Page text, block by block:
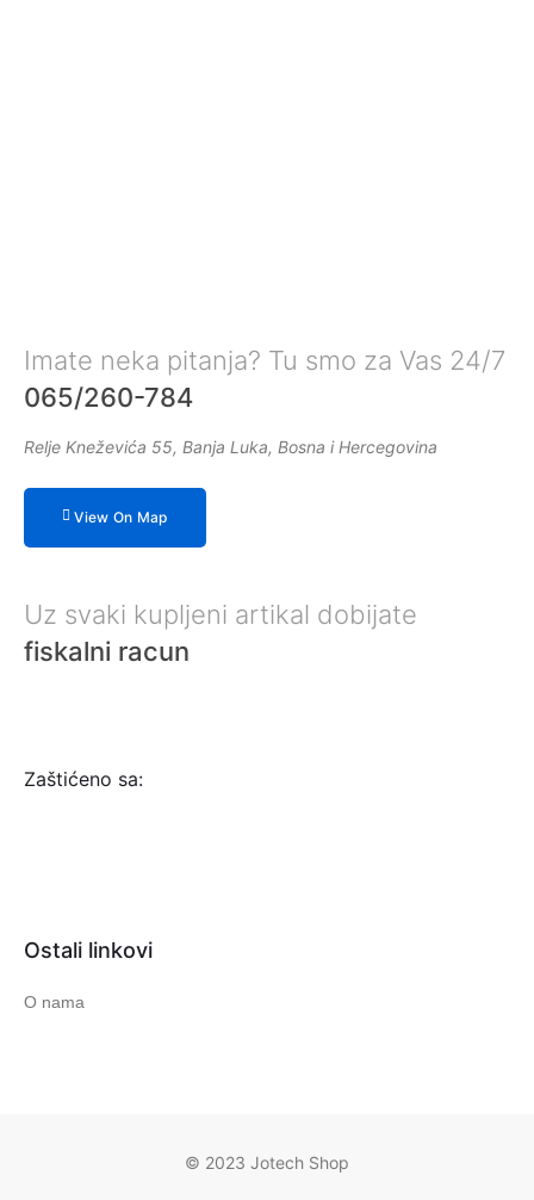
Imate neka pitanja? Tu smo za Vas 24/7
065/260-784
Relje Kneževića 55, Banja Luka, Bosna i Hercegovina
View On Map
Uz svaki kupljeni artikal dobijate
fiskalni racun
Zaštićeno sa:
Ostali linkovi
O nama
© 2023 Jotech Shop